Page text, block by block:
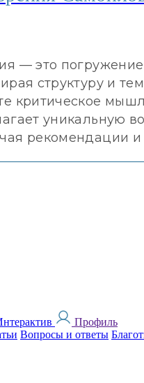
— это
структуру и
критическое
уникальную
рекомендации
Профиль
Вопросы и ответы